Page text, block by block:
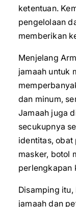
ketentuan.
pengelolaan
memberikan
Menjelang
jamaah untuk
dan minum,
Jamaah juga
secukupnya
identitas,
masker, botol
perlengkapan
Disamping
jamaah dan